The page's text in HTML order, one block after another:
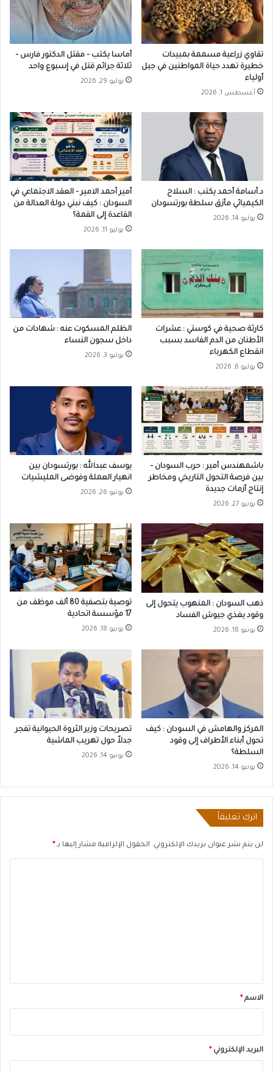
تقاوي زراعية مسممة بمبيدات
خطيرة تهدد حياة المواطنين في جبل
أولياء
أغسطس 1, 2026
أماسا يكتب – مقتل الدكتور فارس –
ثلاثة جرائم قتل في إسبوع واحد
يوليو 29, 2026
د.أسامة أحمد يكتب : السلاح
الكيميائي مأزق سلطة بورتسودان
يوليو 14, 2026
أمير أحمد الامير – العقد الاجتماعي في
السودان : كيف نبني دولة العدالة من
القاعدة إلى القمة؟
يوليو 11, 2026
كارثة صحية في كوستي : عشرات
الأطنان من الدم الفاسد بسبب
انقطاع الكهرباء
يوليو 6, 2026
الظلم المسكوت عنه : شهادات من
داخل سجون النساء
يوليو 3, 2026
باشمهندس أمير : حرب السودان –
بين فرصة التحول التاريخي ومخاطر
إنتاج أزمات جديدة
يونيو 27, 2026
يوسف عبدالله : بورتسودان بين
انهيار العملة وفوضى المليشيات
يونيو 26, 2026
ذهب السودان : المنهوب يتحول إلى
وقود يغذي جيوش الفساد
يونيو 18, 2026
توصية بتصفية 80 ألف موظف من
17 مؤسسة اتحادية
يونيو 18, 2026
المركز والهامش في السودان : كيف
تحول أبناء الأطراف إلى وقود
السلطة؟
يونيو 14, 2026
تصريحات وزير الثروة الحيوانية تفجر
جدلاً حول تهريب الماشية
يونيو 14, 2026
اترك تعليقاً
لن يتم نشر عنوان بريدك الإلكتروني. الحقول الإلزامية مشار إليها بـ*
*الاسم*
البريد الإلكتروني*